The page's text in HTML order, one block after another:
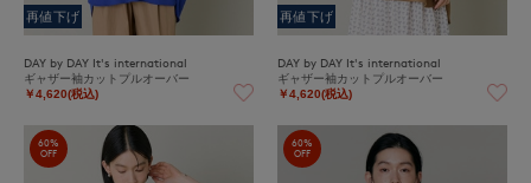
再値下げ
DAY by DAY It's international
ギャザー袖カットプルオーバー
￥4,620(税込)
再値下げ
DAY by DAY It's international
ギャザー袖カットプルオーバー
￥4,620(税込)
60%
OFF
60%
OFF